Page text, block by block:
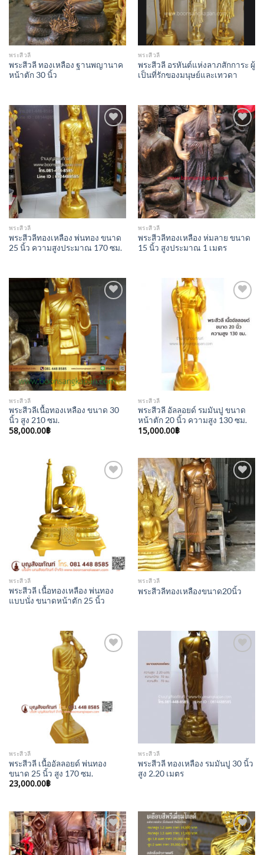
พระสีวลี
พระสีวลี ทองเหลือง ฐานพญานาค
หน้าตัก 30 นิ้ว
พระสีวลี
พระสีวลี อรหันต์แห่งลาภสักการะ ผู้
เป็นที่รักของมนุษย์และเทวดา
Add to
Wishlist
พระสีวลี
พระสีวลีทองเหลือง พ่นทอง ขนาด
25 นิ้ว ความสูงประมาณ 170 ซม.
Add to
Wishlist
พระสีวลี
พระสีวลีทองเหลือง ห่มลาย ขนาด
15 นิ้ว สูงประมาณ 1 เมตร
พระสีวลี
พระสีวลีเนื้อทองเหลือง ขนาด 30
นิ้ว สูง 210 ซม.
58,000.00฿
Wishlist
พระสีวลี
พระสีวลี อัลลอยด์ รมมันปู ขนาด
หน้าตัก 20 นิ้ว ความสูง 130 ซม.
15,000.00฿
พระสีวลี
พระสีวลี เนื้อทองเหลือง พ่นทอง
แบบนั่ง ขนาดหน้าตัก 25 นิ้ว
พระสีวลี
พระสีวลีทองเหลืองขนาด20นิ้ว
พระสีวลี
พระสีวลี เนื้ออัลลอยด์ พ่นทอง
ขนาด 25 นิ้ว สูง 170 ซม.
23,000.00฿
พระสีวลี
พระสีวลี ทองเหลือง รมมันปู 30 นิ้ว
สูง 2.20 เมตร
Add to
Wishlist
Add to
Wishlist